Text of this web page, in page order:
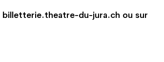
billetterie.theatre-du-jura.ch ou sur